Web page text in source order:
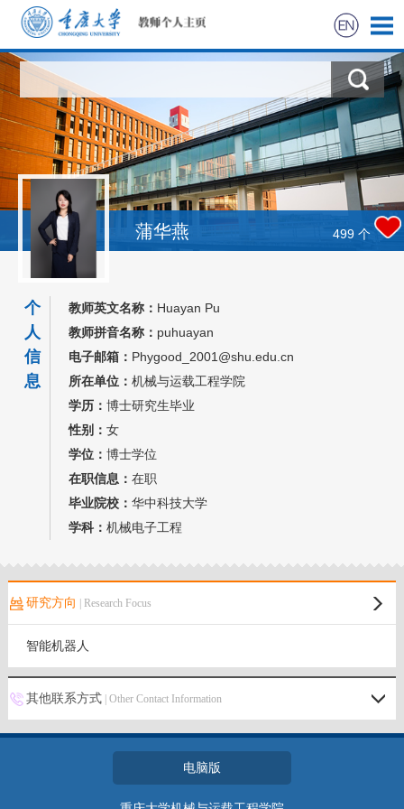
首页
科学研究
教学研究
获奖信息
社会实践
招生信息
学生信息
我的相册
教师博客
蒲华燕 499 个
个
人
信
息
教师英文名称： Huayan Pu
教师拼音名称： puhuayan
电子邮箱： Phygood_2001@shu.edu.cn
所在单位： 机械与运载工程学院
学历： 博士研究生毕业
性别： 女
学位： 博士学位
在职信息： 在职
毕业院校： 华中科技大学
学科： 机械电子工程
研究方向 | Research Focus
智能机器人
其他联系方式| Other Contact Information
电脑版